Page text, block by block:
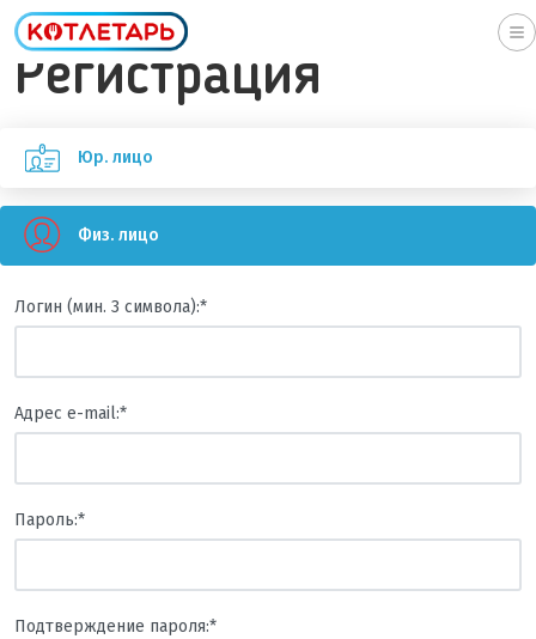
Регистрация
Юр. лицо
Физ. лицо
Логин (мин. 3 символа):*
Адрес e-mail:*
Пароль:*
Подтверждение пароля:*